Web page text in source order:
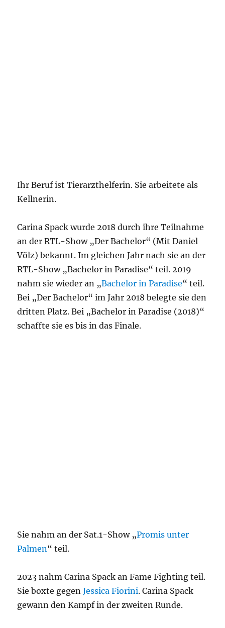
Ihr Beruf ist Tierarzthelferin. Sie arbeitete als
Kellnerin.
Carina Spack wurde 2018 durch ihre Teilnahme
an der RTL-Show „Der Bachelor“ (Mit Daniel
Völz) bekannt. Im gleichen Jahr nach sie an der
RTL-Show „Bachelor in Paradise“ teil. 2019
nahm sie wieder an „Bachelor in Paradise“ teil.
Bei „Der Bachelor“ im Jahr 2018 belegte sie den
dritten Platz. Bei „Bachelor in Paradise (2018)“
schaffte sie es bis in das Finale.
Sie nahm an der Sat.1-Show „Promis unter
Palmen“ teil.
2023 nahm Carina Spack an Fame Fighting teil.
Sie boxte gegenJessica Fiorini. Carina Spack
gewann den Kampf in der zweiten Runde.